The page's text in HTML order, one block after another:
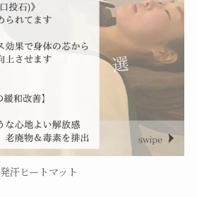
発汗ヒートマット